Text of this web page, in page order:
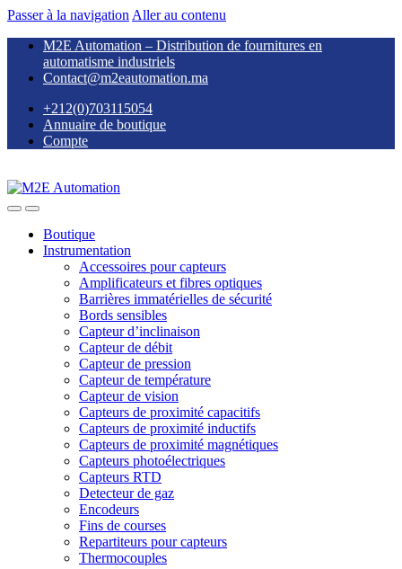
Passer à la navigation Aller au contenu
M2E Automation – Distribution de fournitures en
automatisme industriels
Contact@m2eautomation.ma
+212(0)703115054
Annuaire de boutique
Compte
Boutique
Instrumentation
Accessoires pour capteurs
Amplificateurs et fibres optiques
Barrières immatérielles de sécurité
Bords sensibles
Capteur d’inclinaison
Capteur de débit
Capteur de pression
Capteur de température
Capteur de vision
Capteurs de proximité capacitifs
Capteurs de proximité inductifs
Capteurs de proximité magnétiques
Capteurs photoélectriques
Capteurs RTD
Detecteur de gaz
Encodeurs
Fins de courses
Repartiteurs pour capteurs
Thermocouples